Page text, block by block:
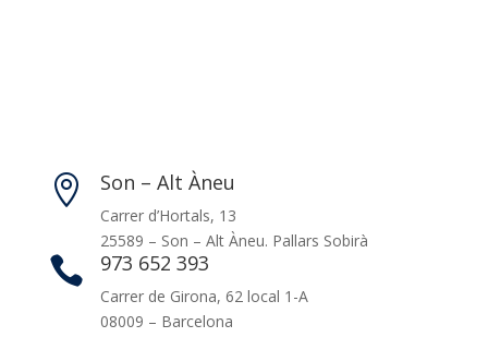
 Son – Alt Àneu
Carrer d’Hortals, 13
25589 – Son – Alt Àneu. Pallars Sobirà
 973 652 393
Carrer de Girona, 62 local 1-A
08009 – Barcelona